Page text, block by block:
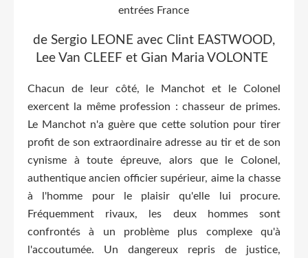
entrées France
de Sergio LEONE avec Clint EASTWOOD,
Lee Van CLEEF et Gian Maria VOLONTE
Chacun de leur côté, le Manchot et le Colonel
exercent la même profession : chasseur de primes.
Le Manchot n'a guère que cette solution pour tirer
profit de son extraordinaire adresse au tir et de son
cynisme à toute épreuve, alors que le Colonel,
authentique ancien officier supérieur, aime la chasse
à l'homme pour le plaisir qu'elle lui procure.
Fréquemment rivaux, les deux hommes sont
confrontés à un problème plus complexe qu'à
l'accoutumée. Un dangereux repris de justice,